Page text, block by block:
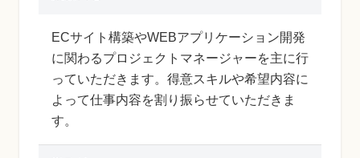
ECサイト構築やWEBアプリケーション開発
に関わるプロジェクトマネージャーを主に行
っていただきます。得意スキルや希望内容に
よって仕事内容を割り振らせていただきま
す。